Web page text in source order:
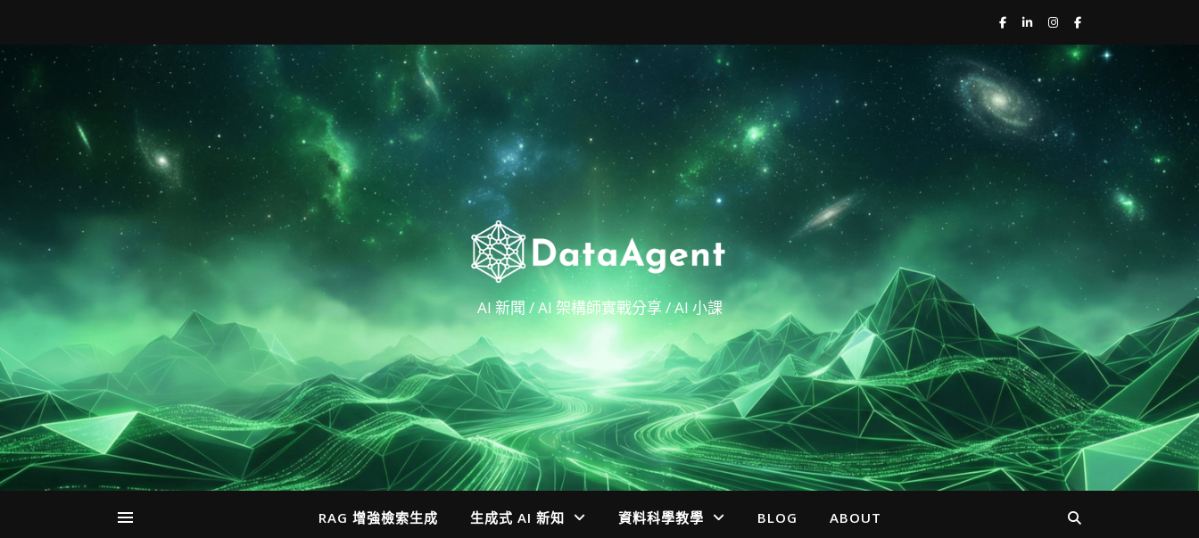
AI 新聞 / AI 架構師實戰分享 / AI 小課
RAG 增強檢索生成 生成式 AI 新知 資料科學教學 BLOG ABOUT